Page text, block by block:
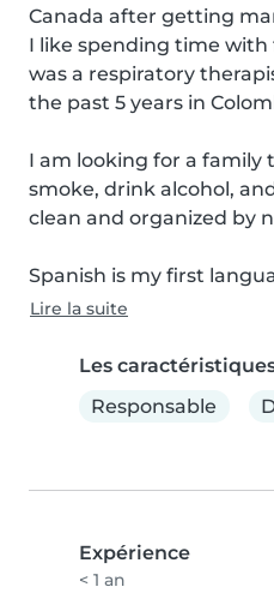
Canada after getting
I like spending time
was a respiratory
the past 5 years in
I am looking for a family
smoke, drink alcohol,
clean and organized by
Spanish is my first
Lire la suite
Les
Responsable
Expérience
< 1 an